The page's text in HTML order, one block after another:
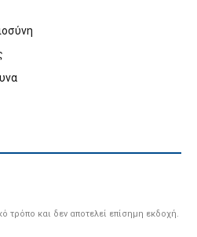
τρόπο και δεν αποτελεί επίσημη εκδοχή.